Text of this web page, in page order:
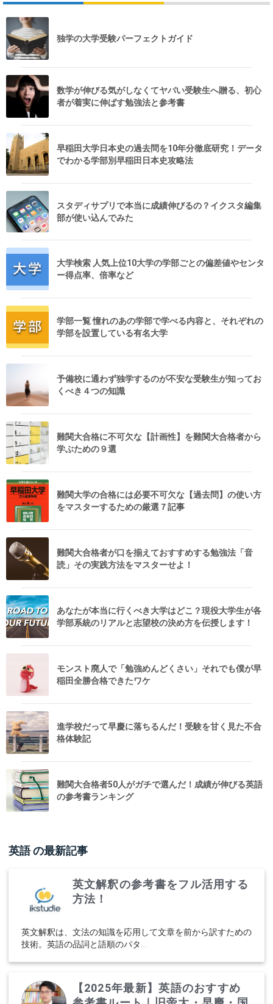
独学の大学受験パーフェクトガイド
数学が伸びる気がしなくてヤバい受験生へ贈る、初心
者が着実に伸ばす勉強法と参考書
早稲田大学日本史の過去問を10年分徹底研究！データ
でわかる学部別早稲田日本史攻略法
スタディサプリで本当に成績伸びるの？イクスタ編集
部が使い込んでみた
大学検索 人気上位10大学の学部ごとの偏差値やセンタ
ー得点率、倍率など
学部一覧 憧れのあの学部で学べる内容と、それぞれの
学部を設置している有名大学
予備校に通わず独学するのが不安な受験生が知ってお
くべき４つの知識
難関大合格に不可欠な【計画性】を難関大合格者から
学ぶための９選
難関大学の合格には必要不可欠な【過去問】の使い方
をマスターするための厳選７記事
難関大合格者が口を揃えておすすめする勉強法「音
読」その実践方法をマスターせよ！
あなたが本当に行くべき大学はどこ？現役大学生が各
学部系統のリアルと志望校の決め方を伝授します！
モンスト廃人で「勉強めんどくさい」それでも僕が早
稲田全勝合格できたワケ
進学校だって早慶に落ちるんだ！受験を甘く見た不合
格体験記
難関大合格者50人がガチで選んだ！成績が伸びる英語
の参考書ランキング
英語の最新記事
英文解釈の参考書をフル活用する
方法！
英文解釈は、文法の知識を応用して文章を前から訳すための
技術。英語の品詞と語順のパタ...
【2025年最新】英語のおすすめ